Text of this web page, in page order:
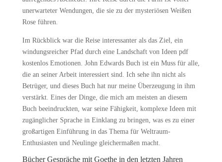
unerwarteter Wendungen, die sie zu der mysteriösen Weißen
Rose führen.
Im Rückblick war die Reise interessanter als das Ziel, ein
windungsreicher Pfad durch eine Landschaft von Ideen pdf
kostenlos Emotionen. John Edwards Buch ist ein Muss für alle,
die an seiner Arbeit interessiert sind. Ich sehe ihn nicht als
Betrüger, und dieses Buch hat nur meine Überzeugung in ihm
verstärkt. Eines der Dinge, die mich am meisten an diesem
Buch beeindruckten, war seine Fähigkeit, komplexe Ideen mit
zugänglicher Sprache in Einklang zu bringen, was es zu einer
großartigen Einführung in das Thema für Weltraum-
Enthusiasten und Neulinge gleichermaßen macht.
Bücher Gespräche mit Goethe in den letzten Jahren